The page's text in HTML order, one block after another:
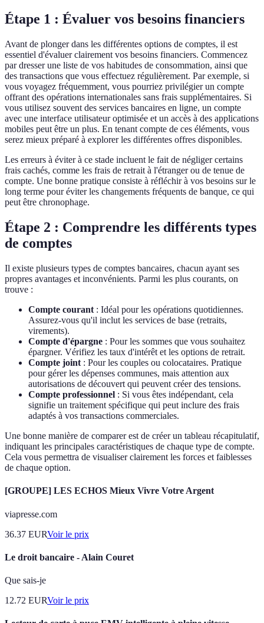
Étape 1 : Évaluer vos besoins financiers
Avant de plonger dans les différentes options de comptes, il est
essentiel d'évaluer clairement vos besoins financiers. Commencez
par dresser une liste de vos habitudes de consommation, ainsi que
des transactions que vous effectuez régulièrement. Par exemple, si
vous voyagez fréquemment, vous pourriez privilégier un compte
offrant des opérations internationales sans frais supplémentaires. Si
vous utilisez souvent des services bancaires en ligne, un compte
avec une interface utilisateur optimisée et un accès à des applications
mobiles peut être un plus. En tenant compte de ces éléments, vous
serez mieux préparé à explorer les différentes offres disponibles.
Les erreurs à éviter à ce stade incluent le fait de négliger certains
frais cachés, comme les frais de retrait à l'étranger ou de tenue de
compte. Une bonne pratique consiste à réfléchir à vos besoins sur le
long terme pour éviter les changements fréquents de banque, ce qui
peut être chronophage.
Étape 2 : Comprendre les différents types
de comptes
Il existe plusieurs types de comptes bancaires, chacun ayant ses
propres avantages et inconvénients. Parmi les plus courants, on
trouve :
Compte courant : Idéal pour les opérations quotidiennes.
Assurez-vous qu'il inclut les services de base (retraits,
virements).
Compte d'épargne : Pour les sommes que vous souhaitez
épargner. Vérifiez les taux d'intérêt et les options de retrait.
Compte joint : Pour les couples ou colocataires. Pratique
pour gérer les dépenses communes, mais attention aux
autorisations de découvert qui peuvent créer des tensions.
Compte professionnel : Si vous êtes indépendant, cela
signifie un traitement spécifique qui peut inclure des frais
adaptés à vos transactions commerciales.
Une bonne manière de comparer est de créer un tableau récapitulatif,
indiquant les principales caractéristiques de chaque type de compte.
Cela vous permettra de visualiser clairement les forces et faiblesses
de chaque option.
[GROUPE] LES ECHOS Mieux Vivre Votre Argent
viapresse.com
36.37 EURVoir le prix
Le droit bancaire - Alain Couret
Que sais-je
12.72 EURVoir le prix